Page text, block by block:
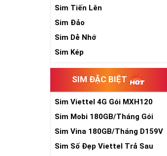
Sim Tiến Lên
Sim Đảo
Sim Dễ Nhớ
Sim Kép
SIM ĐẶC BIỆT
Sim Viettel 4G Gói MXH120
Siêu Rẻ
Sim Mobi 180GB/Tháng Gói
TK159
Sim Vina 180GB/Tháng D159V
Sim Số Đẹp Viettel Trả Sau